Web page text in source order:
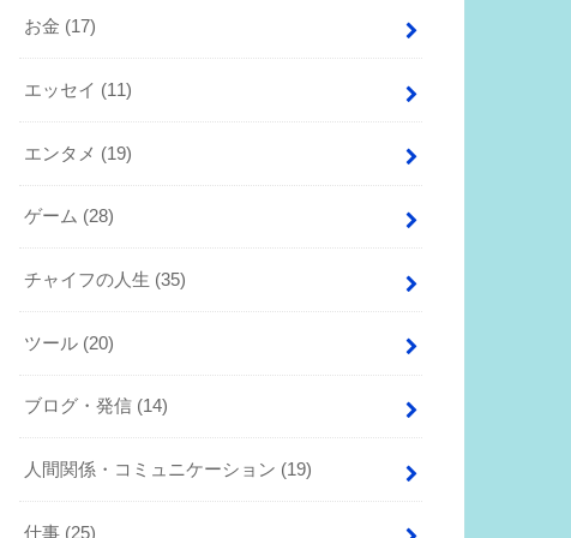
お金 (17)
エッセイ (11)
エンタメ (19)
ゲーム (28)
チャイフの人生 (35)
ツール (20)
ブログ・発信 (14)
人間関係・コミュニケーション (19)
仕事 (25)